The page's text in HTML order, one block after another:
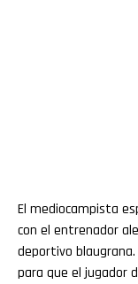
El mediocampista
con el entrenador
deportivo
para que el jugador